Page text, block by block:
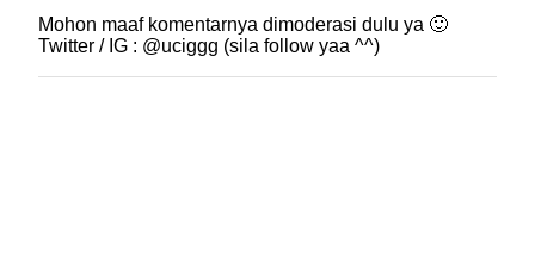
t
n
Mohon maaf komentarnya dimoderasi dulu ya 🙂
Twitter / IG : @uciggg (sila follow yaa ^^)